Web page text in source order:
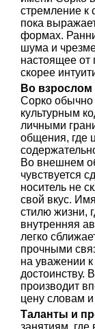
стремление к
пока
формах.
шума и
настоящее от
скорее
Во взрослом
Сорко обычно
культурным
личными
общения, где
Во внешнем
чувствуется
носитель не
свой вкус.
стилю жизни,
внутренняя
легко
прочными
на уважении
достоинству.
производит
цену словам
Таланты и
занятиям, где